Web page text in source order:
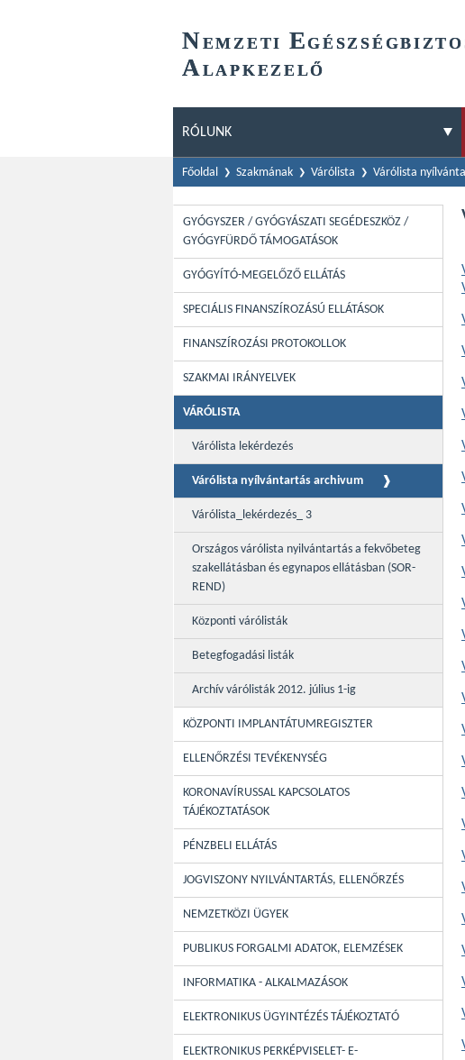
NEMZETI E
ALAPKEZELŐ
RÓLUNK
Főoldal Szakmának Várólista Várólista
GYÓGYSZER / GYÓGYÁSZATI SEGÉDESZKÖZ /
GYÓGYFÜRDŐ TÁMOGATÁSOK
GYÓGYÍTÓ-MEGELŐZŐ ELLÁTÁS
SPECIÁLIS FINANSZÍROZÁSÚ ELLÁTÁSOK
FINANSZÍROZÁSI PROTOKOLLOK
SZAKMAI IRÁNYELVEK
VÁRÓLISTA
Várólista lekérdezés
Várólista nyílvántartás archivum
Várólista_lekérdezés_ 3
Országos várólista nyilvántartás a fekvőbeteg
szakellátásban és egynapos ellátásban (SOR-
REND)
Központi várólisták
Betegfogadási listák
Archív várólisták 2012. július 1-ig
KÖZPONTI IMPLANTÁTUMREGISZTER
ELLENŐRZÉSI TEVÉKENYSÉG
KORONAVÍRUSSAL KAPCSOLATOS
TÁJÉKOZTATÁSOK
PÉNZBELI ELLÁTÁS
JOGVISZONY NYILVÁNTARTÁS, ELLENŐRZÉS
NEMZETKÖZI ÜGYEK
PUBLIKUS FORGALMI ADATOK, ELEMZÉSEK
INFORMATIKA - ALKALMAZÁSOK
ELEKTRONIKUS ÜGYINTÉZÉS TÁJÉKOZTATÓ
ELEKTRONIKUS PERKÉPVISELET- E-